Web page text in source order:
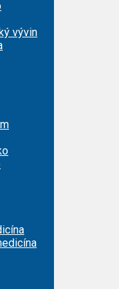
vývin